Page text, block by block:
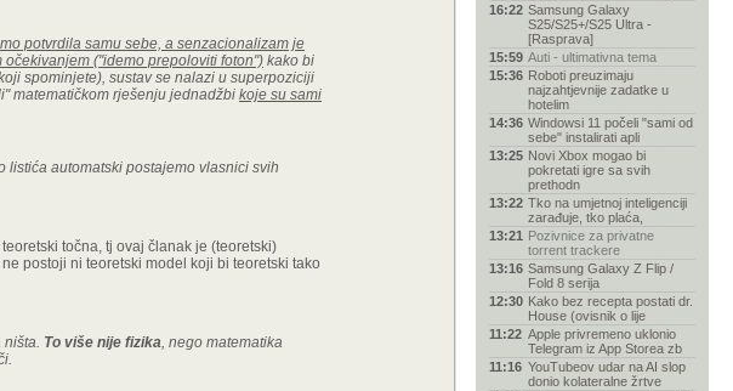
potvrdila samu sebe, a senzacionalizam je
("idemo prepoloviti foton") kako bi
spominjete), sustav se nalazi u superpoziciji
matematičkom rješenju jednadžbi koje su sami
listića automatski postajemo vlasnici svih
točna, tj ovaj članak je (teoretski)
postoji ni teoretski model koji bi teoretski tako
ništa. To više nije fizika, nego matematika
16:22 Samsung Galaxy
S25/S25+/S25 Ultra -
[Rasprava]
15:59 Auti - ultimativna tema
15:36 Roboti preuzimaju
najzahtjevnije zadatke u
hotelim
14:36 Windowsi 11 počeli "sami od
sebe" instalirati apli
13:25 Novi Xbox mogao bi
pokretati igre sa svih
prethodn
13:22 Tko na umjetnoj inteligenciji
zarađuje, tko plaća,
13:21 Pozivnice za privatne
torrent trackere
13:16 Samsung Galaxy Z Flip /
Fold 8 serija
12:30 Kako bez recepta postati dr.
House (ovisnik o lije
11:22 Apple privremeno uklonio
Telegram iz App Storea zb
11:16 YouTubeov udar na AI slop
donio kolateralne žrtve